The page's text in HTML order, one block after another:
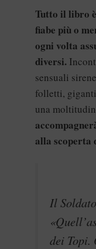
Tutto il libro
fiabe più o
ogni volta
diversi.
sensuali
folletti,
una
alla scoperta
Il
dei Topi.